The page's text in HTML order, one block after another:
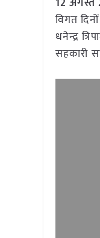
विगत
धनेन्द्र
सहकारी